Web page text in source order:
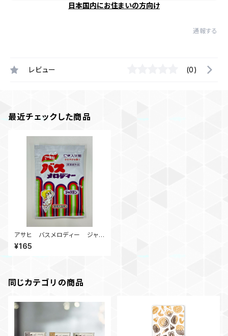
日本国内にお住まいの方向け
通報する
レビュー (0)
最近チェックした商品
アサヒ バスメロディー ジャス
ミン 個包装 LIBRETTO限
定
¥165
同じカテゴリの商品